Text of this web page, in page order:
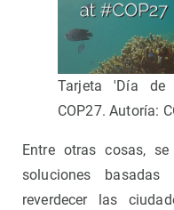
Tarjeta 'Día de
COP27. Autoría:
Entre otras cosas,
soluciones
reverdecer las